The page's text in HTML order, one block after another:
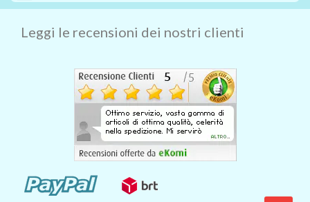
Leggi le recensioni dei nostri clienti